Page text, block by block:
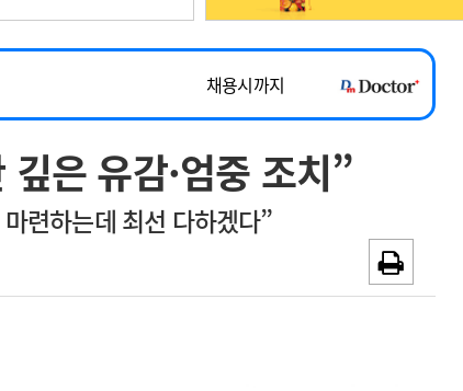
의과대학 입시
정책/통계 공시
광고안내
채용시까지
~2026-08-15
~2026-08-31
채용시까지
은 유감·엄중 조치”
련하는데 최선 다하겠다”